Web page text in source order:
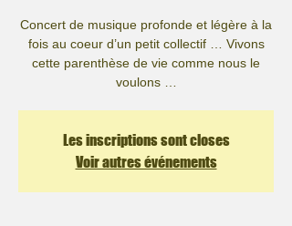
Concert de musique profonde et légère à la
fois au coeur d’un petit collectif … Vivons
cette parenthèse de vie comme nous le
voulons …
Les inscriptions sont closes
Voir autres événements